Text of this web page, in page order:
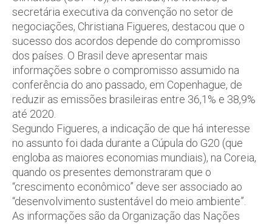
secretária executiva da convenção no setor de
negociações, Christiana Figueres, destacou que o
sucesso dos acordos depende do compromisso
dos países. O Brasil deve apresentar mais
informações sobre o compromisso assumido na
conferência do ano passado, em Copenhague, de
reduzir as emissões brasileiras entre 36,1% e 38,9%
até 2020.
Segundo Figueres, a indicação de que há interesse
no assunto foi dada durante a Cúpula do G20 (que
engloba as maiores economias mundiais), na Coreia,
quando os presentes demonstraram que o
“crescimento econômico” deve ser associado ao
“desenvolvimento sustentável do meio ambiente”.
As informações são da Organização das Nações